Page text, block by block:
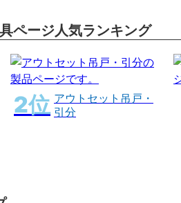
ページ人気ランキング
アウトセット吊戸・
引分